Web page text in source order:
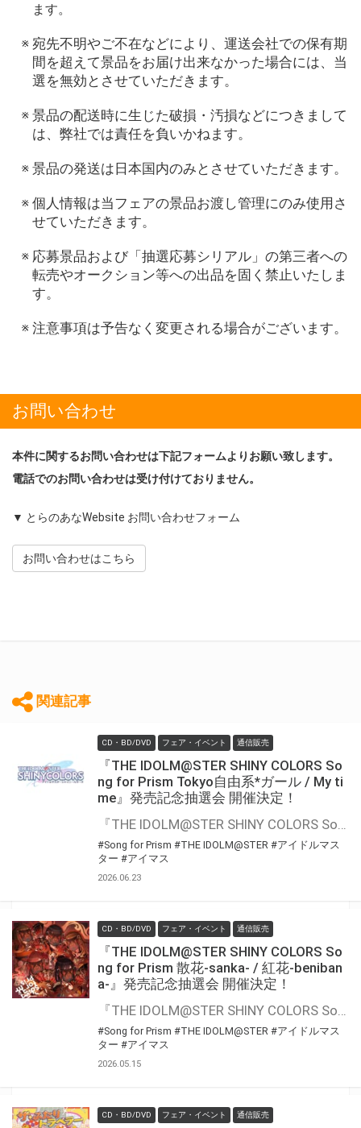
ます。
宛先不明やご不在などにより、運送会社での保有期
間を超えて景品をお届け出来なかった場合には、当
選を無効とさせていただきます。
景品の配送時に生じた破損・汚損などにつきまして
は、弊社では責任を負いかねます。
景品の発送は日本国内のみとさせていただきます。
個人情報は当フェアの景品お渡し管理にのみ使用さ
せていただきます。
応募景品および「抽選応募シリアル」の第三者への
転売やオークション等への出品を固く禁止いたしま
す。
注意事項は予告なく変更される場合がございます。
お問い合わせ
本件に関するお問い合わせは下記フォームよりお願い致します。
電話でのお問い合わせは受け付けておりません。
▼ とらのあなWebsite お問い合わせフォーム
お問い合わせはこちら
関連記事
CD・BD/DVD フェア・イベント 通信販売
『THE IDOLM@STER SHINY COLORS So
ng for Prism Tokyo自由系*ガール / My ti
me』発売記念抽選会 開催決定！
#Song for Prism #THE IDOLM@STER #アイドルマス
ター #アイマス
2026.06.23
CD・BD/DVD フェア・イベント 通信販売
『THE IDOLM@STER SHINY COLORS So
ng for Prism 散花-sanka- / 紅花-beniban
a-』発売記念抽選会 開催決定！
#Song for Prism #THE IDOLM@STER #アイドルマス
ター #アイマス
2026.05.15
CD・BD/DVD フェア・イベント 通信販売